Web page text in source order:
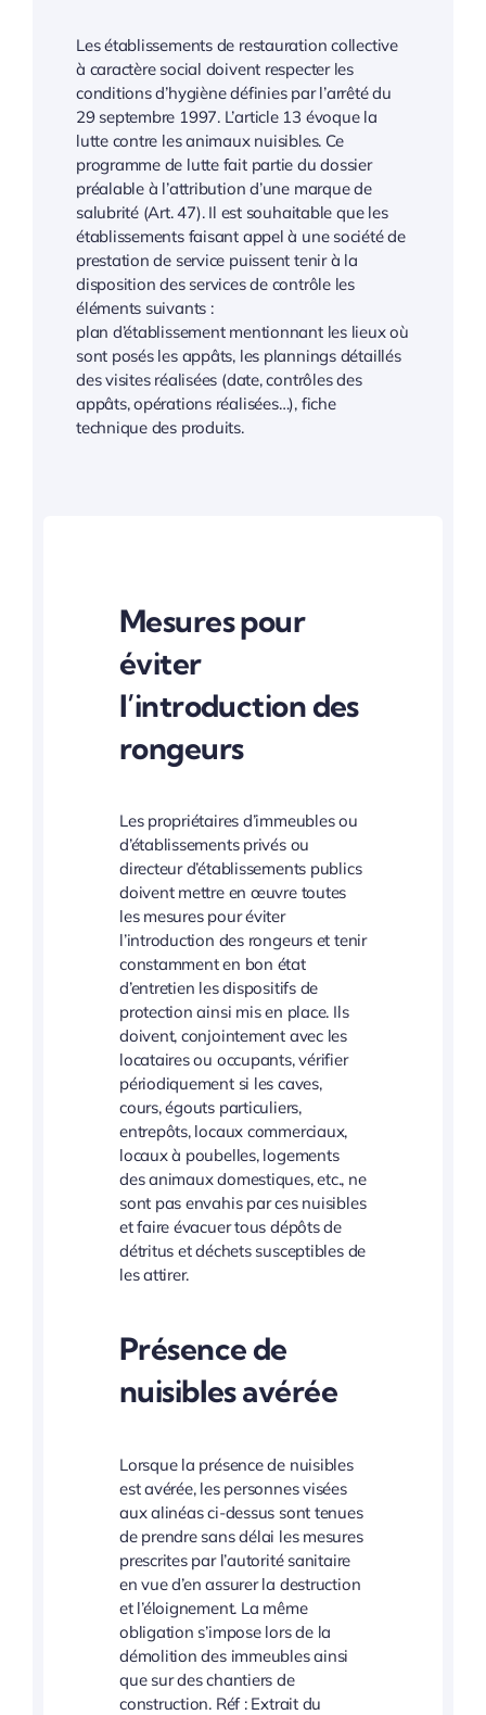
Les établissements de restauration collective
à caractère social doivent respecter les
conditions d’hygiène définies par l’arrêté du
29 septembre 1997. L’article 13 évoque la
lutte contre les animaux nuisibles. Ce
programme de lutte fait partie du dossier
préalable à l’attribution d’une marque de
salubrité (Art. 47). Il est souhaitable que les
établissements faisant appel à une société de
prestation de service puissent tenir à la
disposition des services de contrôle les
éléments suivants :
plan d’établissement mentionnant les lieux où
sont posés les appâts, les plannings détaillés
des visites réalisées (date, contrôles des
appâts, opérations réalisées…), fiche
technique des produits.
Mesures pour
éviter
l’introduction des
rongeurs
Les propriétaires d’immeubles ou
d’établissements privés ou
directeur d’établissements publics
doivent mettre en œuvre toutes
les mesures pour éviter
l’introduction des rongeurs et tenir
constamment en bon état
d’entretien les dispositifs de
protection ainsi mis en place. Ils
doivent, conjointement avec les
locataires ou occupants, vérifier
périodiquement si les caves,
cours, égouts particuliers,
entrepôts, locaux commerciaux,
locaux à poubelles, logements
des animaux domestiques, etc., ne
sont pas envahis par ces nuisibles
et faire évacuer tous dépôts de
détritus et déchets susceptibles de
les attirer.
Présence de
nuisibles avérée
Lorsque la présence de nuisibles
est avérée, les personnes visées
aux alinéas ci-dessus sont tenues
de prendre sans délai les mesures
prescrites par l’autorité sanitaire
en vue d’en assurer la destruction
et l’éloignement. La même
obligation s’impose lors de la
démolition des immeubles ainsi
que sur des chantiers de
construction. Réf : Extrait du